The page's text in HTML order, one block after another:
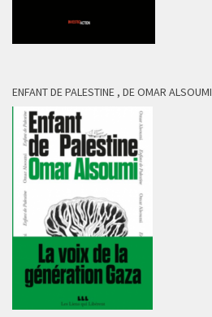
ENFANT DE PALESTINE , DE OMAR ALSOUMI